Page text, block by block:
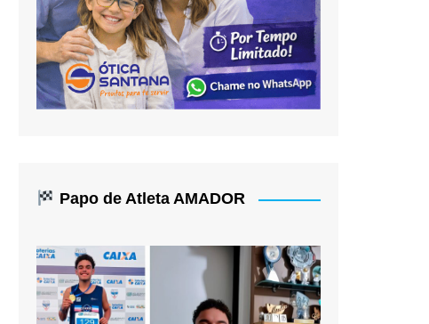
Papo de Atleta AMADOR